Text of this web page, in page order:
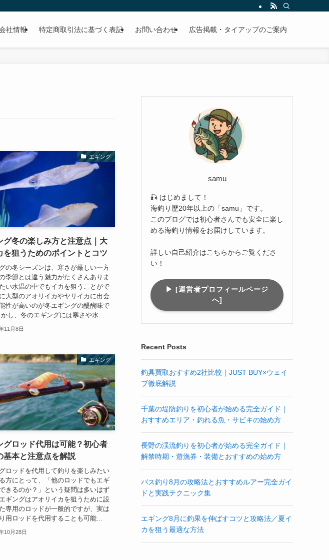
きを与える目的で運営されているWEBサイトです。
社情報 特定商取引法に基づく表記 お問い合わせ 広告掲載・タイアップのご案内
エギング
グ冬の楽しみ方と注意点｜大
を狙うためのポイントとコツ
の冬シーズンは、寒さが厳しい一方
季節とは違う魅力がたくさんありま
い水温の中でもイカを狙うことがで
大型のアオリイカやヤリイカに出会
性が高いのが冬エギングの醍醐味で
し、冬のエギングには寒さや水...
11月8日
エギング
グロッド代用は可能？初心者
基本と注意点を解説
ロッドを代用して釣りを楽しみたい
方にとって、「他のロッドでもエギ
きるのか？」という疑問は多いはず
ギングはアオリイカを狙うために設
専用のロッドが一般的ですが、実は
用ロッドを代用することも可能...
10月28日
samu
🎣 はじめまして！
海釣り歴20年以上の「samu」です。
このブログでは初心者さんでも安全に楽し
める海釣り情報をお届けしています。
詳しい自己紹介はこちらからご覧くださ
い！
▶︎ [運営者プロフィールページ
へ]
Recent Posts
釣具買取おすすめ2社比較｜JUST BUY×ウェイ
ブ徹底解説
千葉の堤防釣りを初心者が始める完全ガイド｜
おすすめエリア・釣れる魚・サビキの始め方
長野の渓流釣りを初心者が始める完全ガイド｜
解禁時期・遊漁券・装備とおすすめの始め方
バス釣り8月の攻略法とおすすめルアー完全ガイ
ドと実践テクニック集
エギング8月に釣果を伸ばすコツと攻略法／夏イ
カを狙う最適な方法